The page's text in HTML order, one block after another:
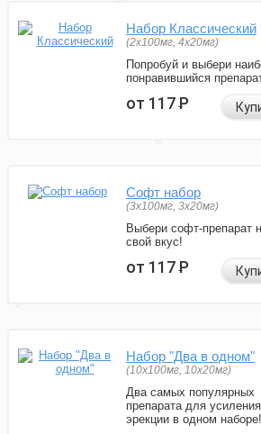
Набор Классический
(2x100мг, 4x20мг)
Попробуй и выбери
понравившийся
от 117Р
Софт набор
(3x100мг, 3x20мг)
Выбери софт-препарат
свой вкус!
от 117Р
Набор "Два в одном"
(10x100мг, 10x20мг)
Два самых популярных
препарата для усиления
эрекции в одном наборе!